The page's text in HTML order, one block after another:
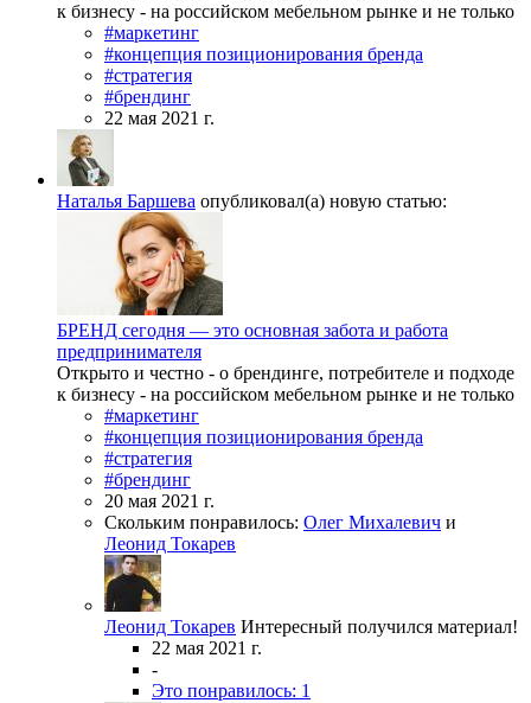
к бизнесу - на российском мебельном рынке и не только
#маркетинг
#концепция позиционирования бренда
#стратегия
#брендинг
22 мая 2021 г.
Наталья Баршева опубликовал(а) новую статью:
БРЕНД сегодня — это основная забота и работа
предпринимателя
Открыто и честно - о брендинге, потребителе и подходе
к бизнесу - на российском мебельном рынке и не только
#маркетинг
#концепция позиционирования бренда
#стратегия
#брендинг
20 мая 2021 г.
Скольким понравилось: Олег Михалевич и
Леонид Токарев
Леонид Токарев Интересный получился материал!
22 мая 2021 г.
-
Это понравилось: 1